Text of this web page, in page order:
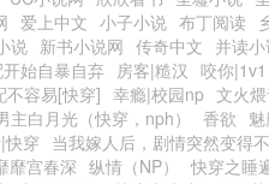
爱上中文 小子小说 布丁阅读
说 新书小说网 传奇中文 并读
始自暴自弃 房客|糙汉 咬你|1v1
不容易[快穿] 幸瘾|校园np 文火
主白月光（快穿，nph） 香欲
快穿 当我嫁人后，剧情突然变得
靡宫春深 纵情（NP） 快穿之睡